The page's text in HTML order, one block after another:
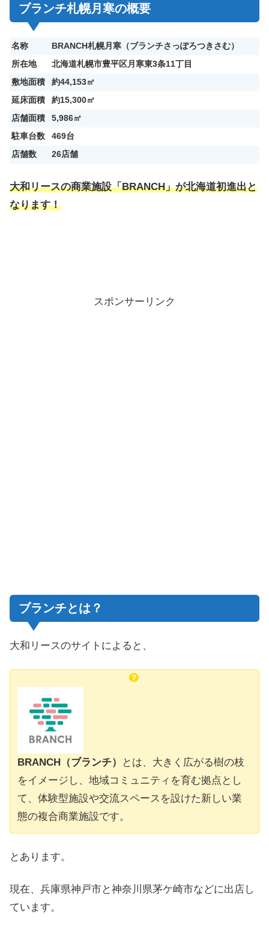
ブランチ札幌月寒の概要
名称
BRANCH札幌月寒（ブランチさっぽろつきさむ）
所在地
北海道札幌市豊平区月寒東3条11丁目
敷地面積
約44,153㎡
延床面積
約15,300㎡
店舗面積
5,986㎡
駐車台数
469台
店舗数
26店舗
大和リースの商業施設「BRANCH」が北海道初進出と
なります！
スポンサーリンク
ブランチとは？
大和リースのサイトによると、
BRANCH（ブランチ）
とは、大きく広がる樹の枝
をイメージし、地域コミュニティを育む拠点とし
て、体験型施設や交流スペースを設けた新しい業
態の複合商業施設です。
とあります。
現在、兵庫県神戸市と神奈川県茅ケ崎市などに出店し
ています。